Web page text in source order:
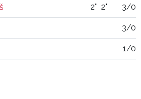
2" 2" 3/0
3/0
1/0